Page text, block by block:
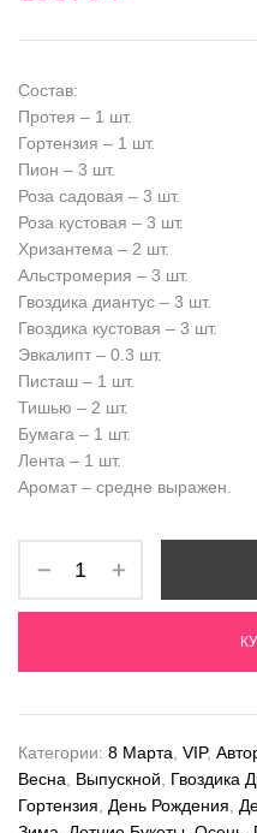
Состав:
Протея – 1 шт.
Гортензия – 1 шт.
Пион – 3 шт.
Роза садовая – 3 шт.
Роза кустовая – 3 шт.
Хризантема – 2 шт.
Альстромерия – 3 шт.
Гвоздика диантус – 3 шт.
Гвоздика кустовая – 3 шт.
Эвкалипт – 0.3 шт.
Писташ – 1 шт.
Тишью – 2 шт.
Бумага – 1 шт.
Лента – 1 шт.
Аромат – средне выражен.
Категории: 8 Марта VIP,
Весна
Выпускной Гвоздика
Гортензия
День Рождения